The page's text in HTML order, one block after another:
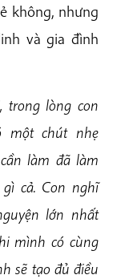
không, nhưng
và gia đình
trong lòng con
một chút nhẹ
làm đã làm
cả. Con nghĩ
lớn nhất
mình có cùng
sẽ tạo đủ điều